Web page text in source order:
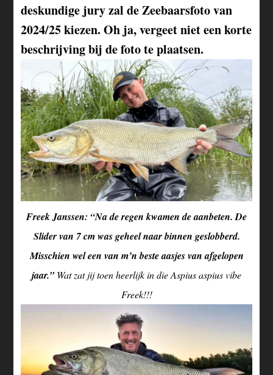
deskundige jury zal de Zeebaarsfoto van
2024/25 kiezen. Oh ja, vergeet niet een korte
beschrijving bij de foto te plaatsen.
Freek Janssen: “Na de regen kwamen de aanbeten. De
Slider van 7 cm was geheel naar binnen geslobberd.
Misschien wel een van m’n beste aasjes van afgelopen
jaar.”Wat zat jij toen heerlijk in die Aspius aspius vibe
Freek!!!